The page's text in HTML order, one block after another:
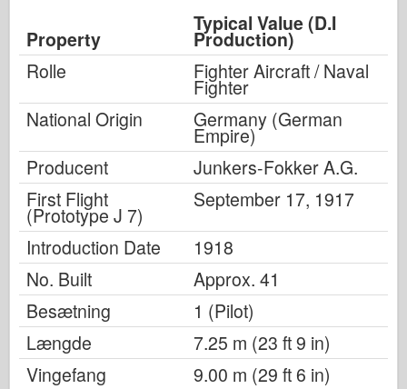
Property
Typical Value (D.I
Production)
Rolle
Fighter Aircraft / Naval
Fighter
National Origin
Germany (German
Empire)
Producent
Junkers-Fokker A.G.
First Flight
(Prototype J 7)
September 17, 1917
Introduction Date
1918
No. Built
Approx. 41
Besætning
1 (Pilot)
Længde
7.25 m (23 ft 9 in)
Vingefang
9.00 m (29 ft 6 in)